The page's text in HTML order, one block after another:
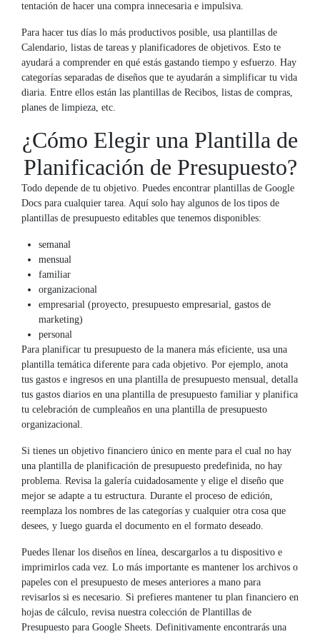
tentación de hacer una compra innecesaria e impulsiva.
Para hacer tus días lo más productivos posible, usa plantillas de
Calendario, listas de tareas y planificadores de objetivos. Esto te
ayudará a comprender en qué estás gastando tiempo y esfuerzo. Hay
categorías separadas de diseños que te ayudarán a simplificar tu vida
diaria. Entre ellos están las plantillas de Recibos, listas de compras,
planes de limpieza, etc.
¿Cómo Elegir una Plantilla de
Planificación de Presupuesto?
Todo depende de tu objetivo. Puedes encontrar plantillas de Google
Docs para cualquier tarea. Aquí solo hay algunos de los tipos de
plantillas de presupuesto editables que tenemos disponibles:
semanal
mensual
familiar
organizacional
empresarial (proyecto, presupuesto empresarial, gastos de
marketing)
personal
Para planificar tu presupuesto de la manera más eficiente, usa una
plantilla temática diferente para cada objetivo. Por ejemplo, anota
tus gastos e ingresos en una plantilla de presupuesto mensual, detalla
tus gastos diarios en una plantilla de presupuesto familiar y planifica
tu celebración de cumpleaños en una plantilla de presupuesto
organizacional.
Si tienes un objetivo financiero único en mente para el cual no hay
una plantilla de planificación de presupuesto predefinida, no hay
problema. Revisa la galería cuidadosamente y elige el diseño que
mejor se adapte a tu estructura. Durante el proceso de edición,
reemplaza los nombres de las categorías y cualquier otra cosa que
desees, y luego guarda el documento en el formato deseado.
Puedes llenar los diseños en línea, descargarlos a tu dispositivo e
imprimirlos cada vez. Lo más importante es mantener los archivos o
papeles con el presupuesto de meses anteriores a mano para
revisarlos si es necesario. Si prefieres mantener tu plan financiero en
hojas de cálculo, revisa nuestra colección de Plantillas de
Presupuesto para Google Sheets. Definitivamente encontrarás una